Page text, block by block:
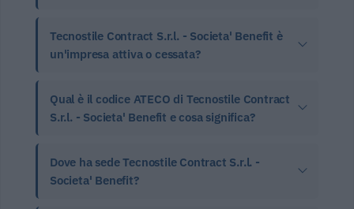
Tecnostile Contract S.r.l. - Societa' Benefit è
un'impresa attiva o cessata?
Qual è il codice ATECO di Tecnostile Contract
S.r.l. - Societa' Benefit e cosa significa?
Dove ha sede Tecnostile Contract S.r.l. -
Societa' Benefit?